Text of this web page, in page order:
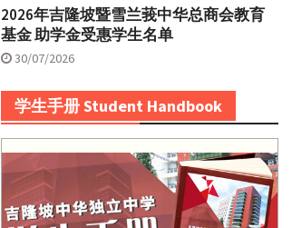
2026年吉隆坡暨雪兰莪中华总商会教育
基金 助学金受惠学生名单
30/07/2026
学生手册 Student Handbook